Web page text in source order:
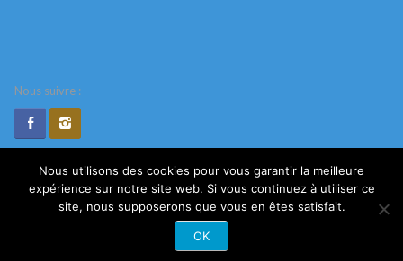
Nous suivre :
© 2020. Les Petits Vagabonds. Tout droits réservés.
Nous utilisons des cookies pour vous garantir la meilleure
expérience sur notre site web. Si vous continuez à utiliser ce
site, nous supposerons que vous en êtes satisfait.
OK